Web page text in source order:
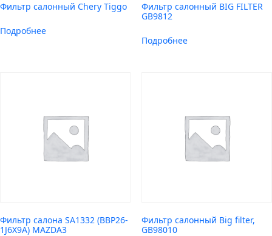
Фильтр салонный Chery Tiggo
Подробнее
Фильтр салонный BIG FILTER
GB9812
Подробнее
Фильтр салона SA1332 (BBP26-
1J6X9A) MAZDA3
Фильтр салонный Big filter,
GB98010